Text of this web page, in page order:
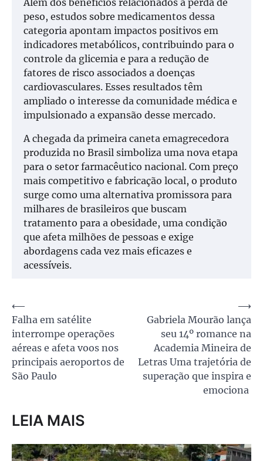
peso, estudos sobre medicamentos dessa
categoria apontam impactos positivos em
indicadores metabólicos, contribuindo para o
controle da glicemia e para a redução de
fatores de risco associados a doenças
cardiovasculares. Esses resultados têm
ampliado o interesse da comunidade médica e
impulsionado a expansão desse mercado.
A chegada da primeira caneta emagrecedora
produzida no Brasil simboliza uma nova etapa
para o setor farmacêutico nacional. Com preço
mais competitivo e fabricação local, o produto
surge como uma alternativa promissora para
milhares de brasileiros que buscam
tratamento para a obesidade, uma condição
que afeta milhões de pessoas e exige
abordagens cada vez mais eficazes e
acessíveis.
Navegação
de
Post
⟵
Falha em satélite
interrompe operações
aéreas e afeta voos nos
principais aeroportos de
São Paulo
Gabriela Mourão lança
seu 14º romance na
Academia Mineira de
Letras Uma trajetória de
superação que inspira e
emociona
⟶
LEIA MAIS